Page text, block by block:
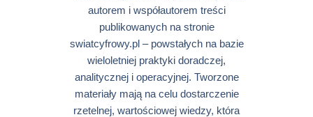
autorem i współautorem treści
publikowanych na stronie
swiatcyfrowy.pl – powstałych na bazie
wieloletniej praktyki doradczej,
analitycznej i operacyjnej. Tworzone
materiały mają na celu dostarczenie
rzetelnej, wartościowej wiedzy, która